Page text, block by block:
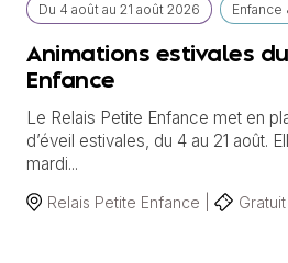
Du 4 août au 21 août 2026 Enfance
Animations estivales
Enfance
Le Relais Petite Enfance met en
d’éveil estivales, du 4 au 21 août.
mardi...
Relais Petite Enfance | Gratuit